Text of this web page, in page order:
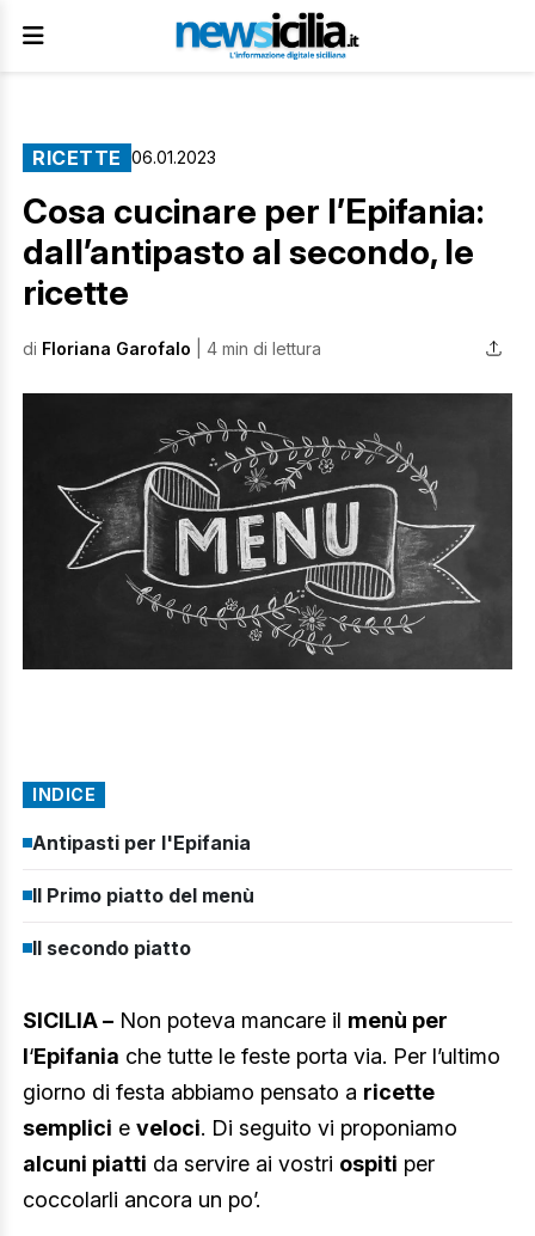
RICETTE 06.01.2023
Cosa cucinare per l’Epifania:
dall’antipasto al secondo, le
ricette
di Floriana Garofalo | 4 min di lettura
INDICE
Antipasti per l'Epifania
Il Primo piatto del menù
Il secondo piatto
SICILIA – Non poteva mancare il menù per
l‘Epifania che tutte le feste porta via. Per l’ultimo
giorno di festa abbiamo pensato a ricette
semplici e veloci. Di seguito vi proponiamo
alcuni piatti da servire ai vostri ospiti per
coccolarli ancora un po’.